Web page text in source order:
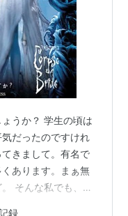
うか？ 学生の頃は
だったのですけれ
きまして。有名で
あります。まぁ無
そんな私でも、唯
録